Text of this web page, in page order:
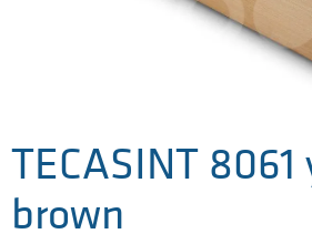
TECASINT
brown